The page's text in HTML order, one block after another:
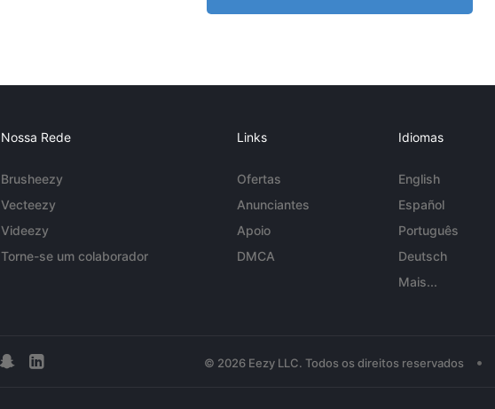
Nossa Rede
Brusheezy
Vecteezy
Videezy
Torne-se um colaborador
Links
Ofertas
Anunciantes
Apoio
DMCA
Idiomas
English
Español
Português
Deutsch
Mais...
© 2026 Eezy LLC. Todos os direitos reservados •